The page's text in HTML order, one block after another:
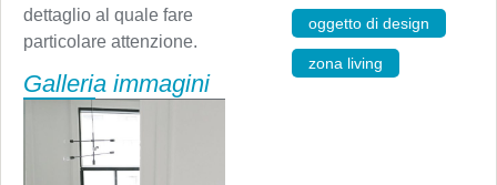
dettaglio al quale fare
particolare attenzione.
Galleria immagini
oggetto di design
zona living